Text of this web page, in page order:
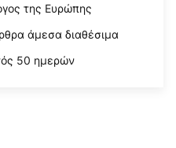
της Ευρώπης
άμεσα διαθέσιμα
50 ημερών